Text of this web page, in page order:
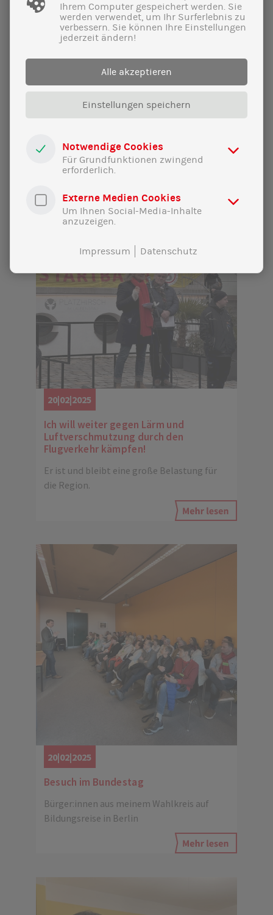
Wahnsinns-Wahlkampf-Finale im
Furtner:
Volles Haus für Fortschritt und unsere
20|02|2025
Ich will weiter gegen Lärm und
Luftverschmutzung durch den
Flugverkehr kämpfen!
Er ist und bleibt eine große Belastung für
die Region.
20|02|2025
Besuch im Bundestag
Bürger:innen aus meinem Wahlkreis auf
Bildungsreise in Berlin
Ihrem Computer gespeichert werden. Sie
werden verwendet, um Ihr Surferlebnis zu
verbessern. Sie können Ihre Einstellungen
jederzeit ändern!
Alle akzeptieren
Einstellungen speichern
Notwendige Cookies
Für Grundfunktionen zwingend
erforderlich.
Externe Medien Cookies
Um Ihnen Social-Media-Inhalte
anzuzeigen.
Impressum Datenschutz